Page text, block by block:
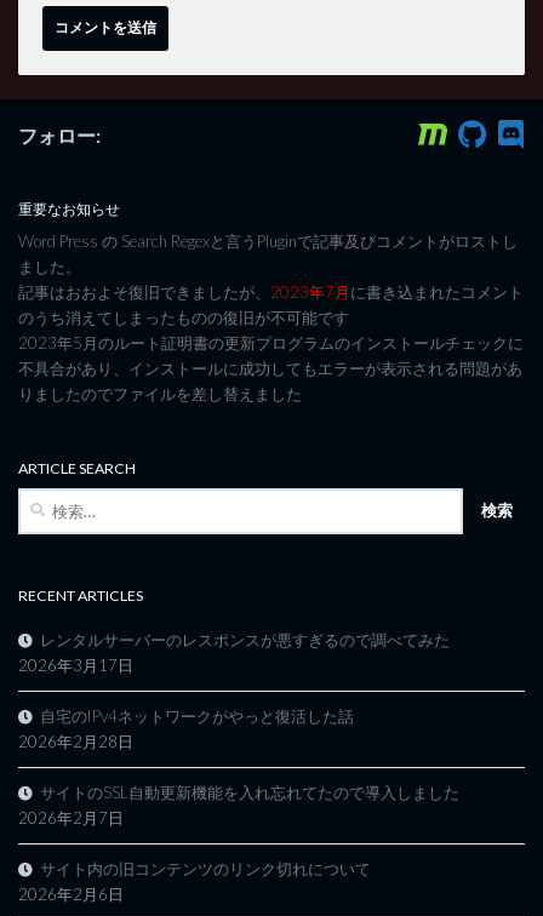
フォロー:
重要なお知らせ
Word Press の Search Regexと言うPluginで記事及びコメントがロストし
ました。
記事はおおよそ復旧できましたが、 2023年7月に書き込まれたコメント
のうち消えてしまったものの復旧が不可能です
2023年5月のルート証明書の更新プログラムのインストールチェックに
不具合があり、インストールに成功してもエラーが表示される問題があ
りましたのでファイルを差し替えました
ARTICLE SEARCH
RECENT ARTICLES
レンタルサーバーのレスポンスが悪すぎるので調べてみた
2026年3月17日
自宅のIPv4ネットワークがやっと復活した話
2026年2月28日
サイトのSSL自動更新機能を入れ忘れてたので導入しました
2026年2月7日
サイト内の旧コンテンツのリンク切れについて
2026年2月6日